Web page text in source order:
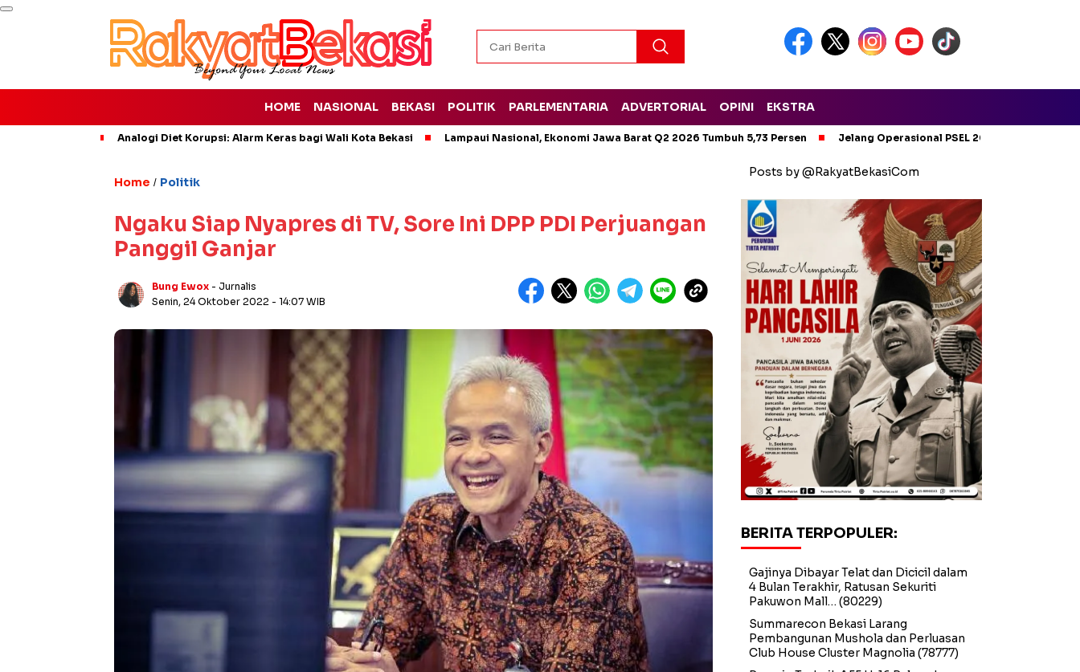
HOME NASIONAL BEKASI POLITIK PARLEMENTARIA ADVERTORIAL OPINI EKSTRA
Analogi Diet Korupsi: Alarm Keras bagi Wali Kota Bekasi Lampaui Nasional, Ekonomi Jawa Barat Q2 2026 Tumbuh 5,73 Persen Jelang Operasional PSEL 2028, 28 Truk
Home / Politik
Ngaku Siap Nyapres di TV, Sore Ini DPP PDI Perjuangan
Panggil Ganjar
Bung Ewox - Jurnalis
Senin, 24 Oktober 2022 - 14:07 WIB
Posts by @RakyatBekasiCom
BERITA TERPOPULER:
Gajinya Dibayar Telat dan Dicicil dalam
4 Bulan Terakhir, Ratusan Sekuriti
Pakuwon Mall… (80229)
Summarecon Bekasi Larang
Pembangunan Mushola dan Perluasan
Club House Cluster Magnolia (78777)